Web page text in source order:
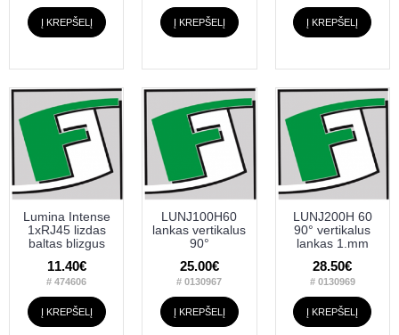
Į KREPŠELĮ Į KREPŠELĮ Į KREPŠELĮ
Lumina Intense
1xRJ45 lizdas
baltas blizgus
11.40€
# 474606
Į KREPŠELĮ
LUNJ100H60
lankas vertikalus
90°
25.00€
# 0130967
Į KREPŠELĮ
LUNJ200H 60
90° vertikalus
lankas 1.mm
28.50€
# 0130969
Į KREPŠELĮ